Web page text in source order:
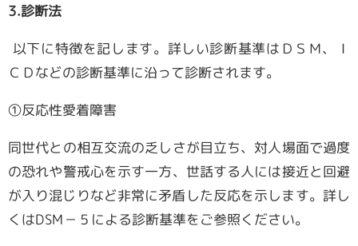
3.診断法
以下に特徴を記します。詳しい診断基準はＤＳＭ、Ｉ
ＣＤなどの診断基準に沿って診断されます。
①反応性愛着障害
同世代との相互交流の乏しさが目立ち、対人場面で過度
の恐れや警戒心を示す一方、世話する人には接近と回避
が入り混じりなど非常に矛盾した反応を示します。詳し
くはDSM －５による診断基準をご参照ください。